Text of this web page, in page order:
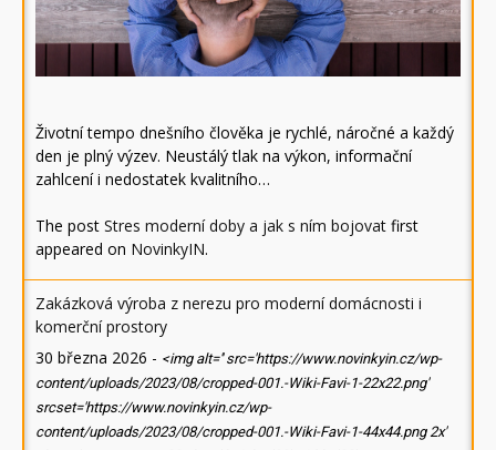
Životní tempo dnešního člověka je rychlé, náročné a každý
den je plný výzev. Neustálý tlak na výkon, informační
zahlcení i nedostatek kvalitního…
The post Stres moderní doby a jak s ním bojovat first
appeared on NovinkyIN.
Zakázková výroba z nerezu pro moderní domácnosti i
komerční prostory
30 března 2026 - <img alt='' src='https://www.novinkyin.cz/wp-
content/uploads/2023/08/cropped-001.-Wiki-Favi-1-22x22.png'
srcset='https://www.novinkyin.cz/wp-
content/uploads/2023/08/cropped-001.-Wiki-Favi-1-44x44.png 2x'